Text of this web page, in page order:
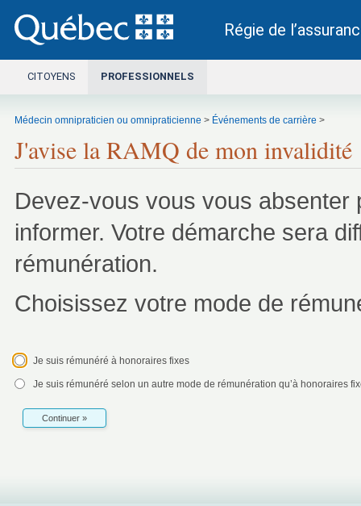
Régie de
Ce lien s’ouvrira dans une nouvelle fenêtre.
CITOYENS PROFESSIONNELS
Médecin omnipraticien ou omnipraticienne > Événements de carrière >
J'avise la RAMQ de mon invalidité
Devez-vous vous vous absenter
informer. Votre démarche sera
rémunération.
Choisissez votre mode de
Je suis rémunéré à honoraires fixes
Je suis rémunéré selon un autre mode de rémunération qu’à honoraires
Continuer »